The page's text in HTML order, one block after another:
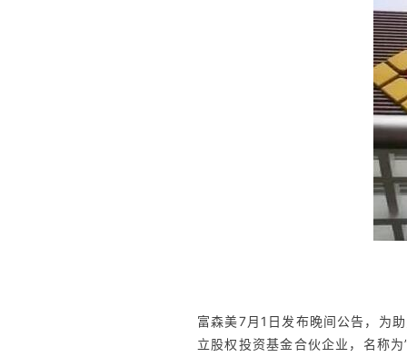
富森美7月1日发布晚间公告，为
立股权投资基金合伙企业，名称